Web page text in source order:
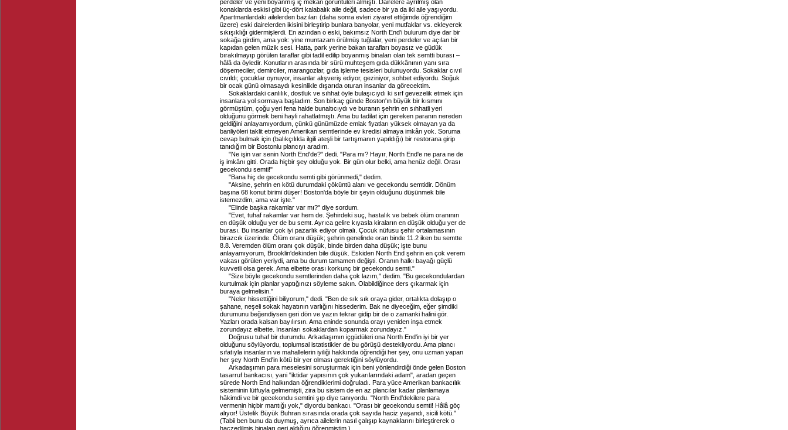
perdeler ve yeni boyanmış iç mekân görüntüleri almıştı. Dairelere ayrılmış olan
konaklarda eskisi gibi üç-dört kalabalık aile değil, sadece bir ya da iki aile yaşıyordu.
Apartmanlardaki ailelerden bazıları (daha sonra evleri ziyaret ettiğimde öğrendiğim
üzere) eski dairelerden ikisini birleştirip bunlara banyolar, yeni mutfaklar vs. ekleyerek
sıkışıklığı gidermişlerdi. En azından o eski, bakımsız North End'i bulurum diye dar bir
sokağa girdim, ama yok: yine muntazam örülmüş tuğlalar, yeni perdeler ve açılan bir
kapıdan gelen müzik sesi. Hatta, park yerine bakan tarafları boyasız ve güdük
bırakılmayıp görülen taraflar gibi tadil edilip boyanmış binaları olan tek semtti burası –
hâlâ da öyledir. Konutların arasında bir sürü muhteşem gıda dükkânının yanı sıra
döşemeciler, demirciler, marangozlar, gıda işleme tesisleri bulunuyordu. Sokaklar cıvıl
cıvıldı; çocuklar oynuyor, insanlar alışveriş ediyor, geziniyor, sohbet ediyordu. Soğuk
bir ocak günü olmasaydı kesinlikle dışarıda oturan insanlar da görecektim.
Sokaklardaki canlılık, dostluk ve sıhhat öyle bulaşıcıydı ki sırf gevezelik etmek için
insanlara yol sormaya başladım. Son birkaç günde Boston'ın büyük bir kısmını
görmüştüm, çoğu yeri fena halde bunaltıcıydı ve buranın şehrin en sıhhatli yeri
olduğunu görmek beni hayli rahatlatmıştı. Ama bu tadilat için gereken paranın nereden
geldiğini anlayamıyordum, çünkü günümüzde emlak fiyatları yüksek olmayan ya da
banliyöleri taklit etmeyen Amerikan semtlerinde ev kredisi almaya imkân yok. Soruma
cevap bulmak için (balıkçılıkla ilgili ateşli bir tartışmanın yapıldığı) bir restorana girip
tanıdığım bir Bostonlu plancıyı aradım.
"Ne işin var senin North End'de?" dedi. "Para mı? Hayır, North End'e ne para ne de
iş imkânı gitti. Orada hiçbir şey olduğu yok. Bir gün olur belki, ama henüz değil. Orası
gecekondu semti!"
"Bana hiç de gecekondu semti gibi görünmedi," dedim.
"Aksine, şehrin en kötü durumdaki çöküntü alanı ve gecekondu semtidir. Dönüm
başına 68 konut birimi düşer! Boston'da böyle bir şeyin olduğunu düşünmek bile
istemezdim, ama var işte."
"Elinde başka rakamlar var mı?" diye sordum.
"Evet, tuhaf rakamlar var hem de. Şehirdeki suç, hastalık ve bebek ölüm oranının
en düşük olduğu yer de bu semt. Ayrıca gelire kıyasla kiraların en düşük olduğu yer de
burası. Bu insanlar çok iyi pazarlık ediyor olmalı. Çocuk nüfusu şehir ortalamasının
birazcık üzerinde. Ölüm oranı düşük; şehrin genelinde oran binde 11.2 iken bu semtte
8.8. Veremden ölüm oranı çok düşük, binde birden daha düşük; işte bunu
anlayamıyorum, Brooklin'dekinden bile düşük. Eskiden North End şehrin en çok verem
vakası görülen yeriydi, ama bu durum tamamen değişti. Oranın halkı bayağı güçlü
kuvvetli olsa gerek. Ama elbette orası korkunç bir gecekondu semti."
"Size böyle gecekondu semtlerinden daha çok lazım," dedim. "Bu gecekondulardan
kurtulmak için planlar yaptığınızı söyleme sakın. Olabildiğince ders çıkarmak için
buraya gelmelisin."
"Neler hissettiğini biliyorum," dedi. "Ben de sık sık oraya gider, ortalıkta dolaşıp o
şahane, neşeli sokak hayatının varlığını hissederim. Bak ne diyeceğim, eğer şimdiki
durumunu beğendiysen geri dön ve yazın tekrar gidip bir de o zamanki halini gör.
Yazları orada kalsan bayılırsın. Ama eninde sonunda orayı yeniden inşa etmek
zorundayız elbette. İnsanları sokaklardan koparmak zorundayız."
Doğrusu tuhaf bir durumdu. Arkadaşımın içgüdüleri ona North End'in iyi bir yer
olduğunu söylüyordu, toplumsal istatistikler de bu görüşü destekliyordu. Ama plancı
sıfatıyla insanların ve mahallelerin iyiliği hakkında öğrendiği her şey, onu uzman yapan
her şey North End'in kötü bir yer olması gerektiğini söylüyordu.
Arkadaşımın para meselesini soruşturmak için beni yönlendirdiği önde gelen Boston
tasarruf bankacısı, yani "iktidar yapısının çok yukarılarındaki adam", aradan geçen
sürede North End halkından öğrendiklerimi doğruladı. Para yüce Amerikan bankacılık
sisteminin lütfuyla gelmemişti, zira bu sistem de en az plancılar kadar planlamaya
hâkimdi ve bir gecekondu semtini şıp diye tanıyordu. "North End'dekilere para
vermenin hiçbir mantığı yok," diyordu bankacı. "Orası bir gecekondu semti! Hâlâ göç
alıyor! Üstelik Büyük Buhran sırasında orada çok sayıda haciz yaşandı, sicili kötü."
(Tabii ben bunu da duymuş, ayrıca ailelerin nasıl çalışıp kaynaklarını birleştirerek o
haczedilmiş binaları geri aldığını öğrenmiştim.)